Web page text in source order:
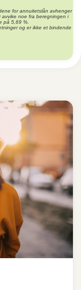
for annuitetslån avhenger
noe fra beregningen i
på 5,69 %.
og er ikke et bindende